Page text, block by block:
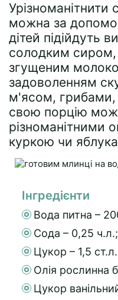
Урізноманітнити
можна за
дітей підійдуть
солодким
згущеним
задоволенням
м'ясом,
свою порцію
різноманітними
куркою чи
Інгредієнти
Вода питна –
Сода – 0,25 ч.л.;
Цукор – 1,5
Олія рослинна
Цукор